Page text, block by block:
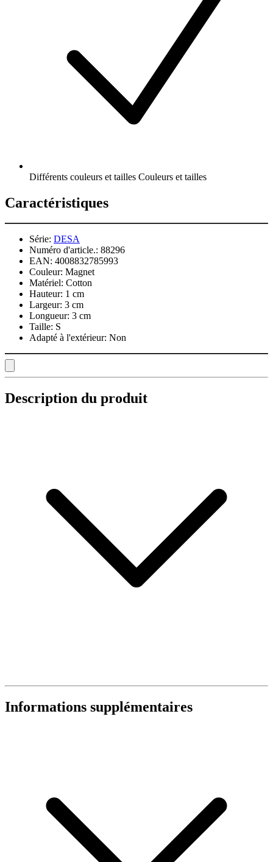
Différents couleurs et tailles Couleurs et tailles
Caractéristiques
Série: DESA
Numéro d'article.: 88296
EAN: 4008832785993
Couleur: Magnet
Matériel: Cotton
Hauteur: 1 cm
Largeur: 3 cm
Longueur: 3 cm
Taille: S
Adapté à l'extérieur: Non
Description du produit
Informations supplémentaires